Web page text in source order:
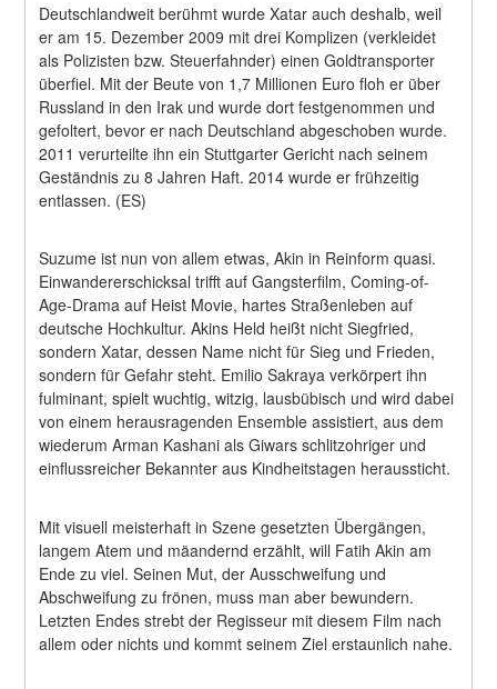
Deutschlandweit berühmt wurde Xatar auch deshalb, weil
er am 15. Dezember 2009 mit drei Komplizen (verkleidet
als Polizisten bzw. Steuerfahnder) einen Goldtransporter
überfiel. Mit der Beute von 1,7 Millionen Euro floh er über
Russland in den Irak und wurde dort festgenommen und
gefoltert, bevor er nach Deutschland abgeschoben wurde.
2011 verurteilte ihn ein Stuttgarter Gericht nach seinem
Geständnis zu 8 Jahren Haft. 2014 wurde er frühzeitig
entlassen. (ES)
Suzume ist nun von allem etwas, Akin in Reinform quasi.
Einwandererschicksal trifft auf Gangsterfilm, Coming-of-
Age-Drama auf Heist Movie, hartes Straßenleben auf
deutsche Hochkultur. Akins Held heißt nicht Siegfried,
sondern Xatar, dessen Name nicht für Sieg und Frieden,
sondern für Gefahr steht. Emilio Sakraya verkörpert ihn
fulminant, spielt wuchtig, witzig, lausbübisch und wird dabei
von einem herausragenden Ensemble assistiert, aus dem
wiederum Arman Kashani als Giwars schlitzohriger und
einflussreicher Bekannter aus Kindheitstagen heraussticht.
Mit visuell meisterhaft in Szene gesetzten Übergängen,
langem Atem und mäandernd erzählt, will Fatih Akin am
Ende zu viel. Seinen Mut, der Ausschweifung und
Abschweifung zu frönen, muss man aber bewundern.
Letzten Endes strebt der Regisseur mit diesem Film nach
allem oder nichts und kommt seinem Ziel erstaunlich nahe.